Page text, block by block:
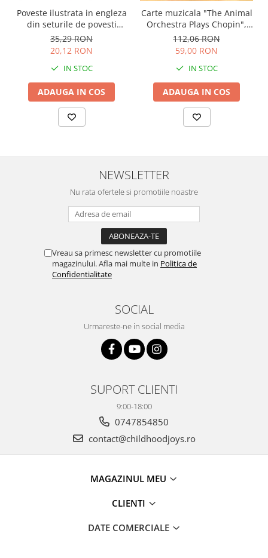
Poveste ilustrata in engleza
din seturile de povesti
Usborne
35,29 RON
20,12 RON
IN STOC
ADAUGA IN COS
Carte muzicala "The Animal
Orchestra Plays Chopin",
cartonata, Usborne
112,06 RON
59,00 RON
IN STOC
ADAUGA IN COS
NEWSLETTER
Nu rata ofertele si promotiile noastre
Vreau sa primesc newsletter cu promotiile
magazinului. Afla mai multe in Politica de
Confidentialitate
SOCIAL
Urmareste-ne in social media
SUPORT CLIENTI
9:00-18:00
0747854850
contact@childhoodjoys.ro
MAGAZINUL MEU
CLIENTI
DATE COMERCIALE